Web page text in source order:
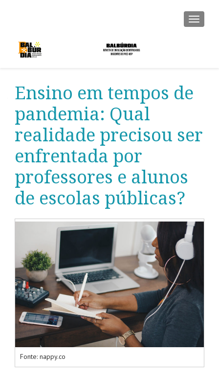
Ensino em tempos de
pandemia: Qual
realidade precisou ser
enfrentada por
professores e alunos
de escolas públicas?
Fonte: nappy.co